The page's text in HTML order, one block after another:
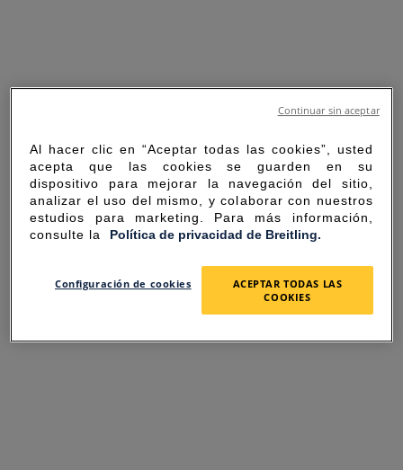
SORRY FOR THE
INCONVENIENCE
Al hacer clic en “Aceptar todas las cookies”, usted
acepta que las cookies se guarden en su
dispositivo para mejorar la navegación del sitio,
analizar el uso del mismo, y colaborar con nuestros
estudios para marketing. Para más información,
consulte la Política de privacidad de Breitling.
Configuración de cookies
ACEPTAR TODAS LAS
COOKIES
Continuar sin aceptar